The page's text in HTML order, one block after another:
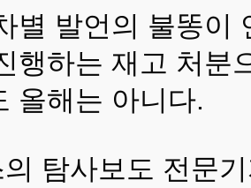
별 발언의 불똥이
행하는 재고 처분
올해는 아니다.
탐사보도 전문